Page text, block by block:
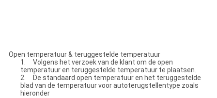
Open temperatuur & teruggestelde temperatuur
1. Volgens het verzoek van de klant om de open
temperatuur en teruggestelde temperatuur te plaatsen.
2. De standaard open temperatuur en het teruggestelde
blad van de temperatuur voor autoterugstellentype zoals
hieronder